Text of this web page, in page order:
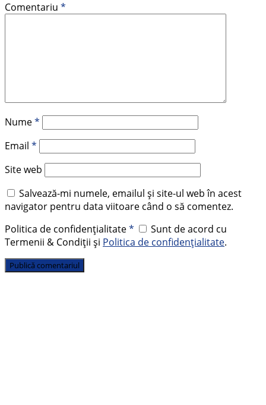
Comentariu *
Nume*
Email *
Site web
Salvează-mi numele, emailul și site-ul web în acest
navigator pentru data viitoare când o să comentez.
Politica de confidențialitate*
Sunt de acord cu
Termenii & Condiții și Politica de confidențialitate.